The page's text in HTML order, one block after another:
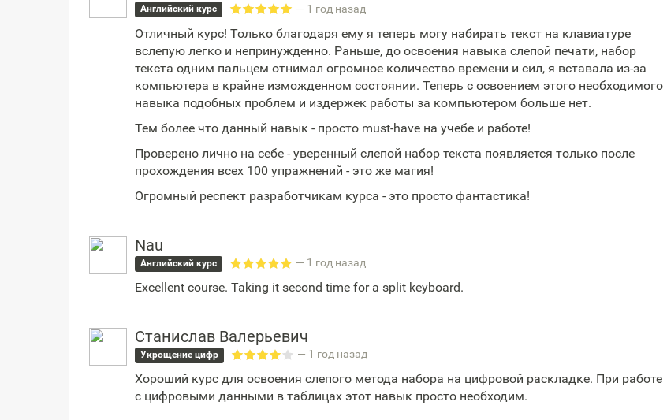
Английский курс — 1 год назад
Отличный курс! Только благодаря ему я теперь могу набирать текст на клавиатуре
вслепую легко и непринужденно. Раньше, до освоения навыка слепой печати, набор
текста одним пальцем отнимал огромное количество времени и сил, я вставала из-за
компьютера в крайне изможденном состоянии. Теперь с освоением этого необходимого
навыка подобных проблем и издержек работы за компьютером больше нет.
Тем более что данный навык - просто must-have на учебе и работе!
Проверено лично на себе - уверенный слепой набор текста появляется только после
прохождения всех 100 упражнений - это же магия!
Огромный респект разработчикам курса - это просто фантастика!
Nau
Английский курс — 1 год назад
Excellent course. Taking it second time for a split keyboard.
Станислав Валерьевич
Укрощение цифр — 1 год назад
Хороший курс для освоения слепого метода набора на цифровой раскладке. При работе
с цифровыми данными в таблицах этот навык просто необходим.